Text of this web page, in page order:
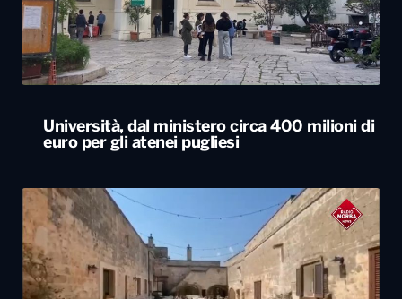
Università, dal ministero circa 400 milioni di
euro per gli atenei pugliesi